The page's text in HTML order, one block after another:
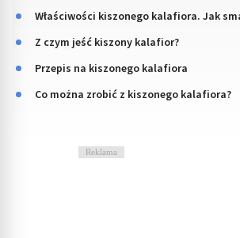
Właściwości kiszonego kalafiora. Jak
Z czym jeść kiszony kalafior?
Przepis na kiszonego kalafiora
Co można zrobić z kiszonego kalafiora?
Reklama